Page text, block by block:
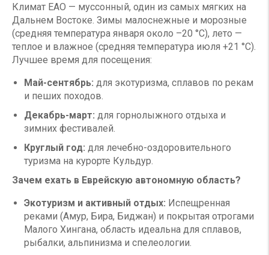
Климат ЕАО — муссонный, один из самых мягких на
Дальнем Востоке. Зимы малоснежные и морозные
(средняя температура января около –20 °C), лето —
теплое и влажное (средняя температура июля +21 °C).
Лучшее время для посещения:
Май-сентябрь: для экотуризма, сплавов по рекам
и пеших походов.
Декабрь-март: для горнолыжного отдыха и
зимних фестивалей.
Круглый год: для лечебно-оздоровительного
туризма на курорте Кульдур.
Зачем ехать в Еврейскую автономную область?
Экотуризм и активный отдых: Испещренная
реками (Амур, Бира, Биджан) и покрытая отрогами
Малого Хингана, область идеальна для сплавов,
рыбалки, альпинизма и спелеологии.